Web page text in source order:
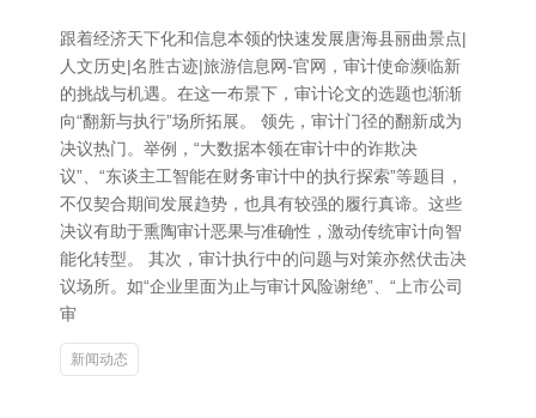
跟着经济天下化和信息本领的快速发展唐海县丽曲景点|
人文历史|名胜古迹|旅游信息网-官网，审计使命濒临新
的挑战与机遇。在这一布景下，审计论文的选题也渐渐
向“翻新与执行”场所拓展。 领先，审计门径的翻新成为
决议热门。举例，“大数据本领在审计中的诈欺决
议”、“东谈主工智能在财务审计中的执行探索”等题目，
不仅契合期间发展趋势，也具有较强的履行真谛。这些
决议有助于熏陶审计恶果与准确性，激动传统审计向智
能化转型。 其次，审计执行中的问题与对策亦然伏击决
议场所。如“企业里面为止与审计风险谢绝”、“上市公司
审
新闻动态